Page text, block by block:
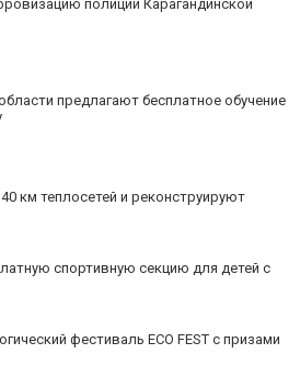
полиции Карагандинской
предлагают бесплатное обучение
км теплосетей и реконструируют
спортивную секцию для детей с
фестиваль ECO FEST с призами